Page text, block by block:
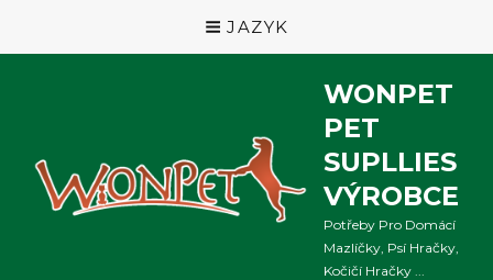
JAZYK
WONPET
PET
SUPLLIES
VÝROBCE
Potřeby Pro Domácí
Mazlíčky, Psí Hračky,
Kočičí Hračky ...